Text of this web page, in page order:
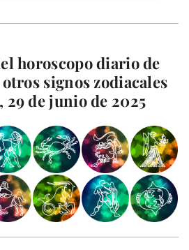
horoscopo diario de
signos zodiacales
de junio de 2025